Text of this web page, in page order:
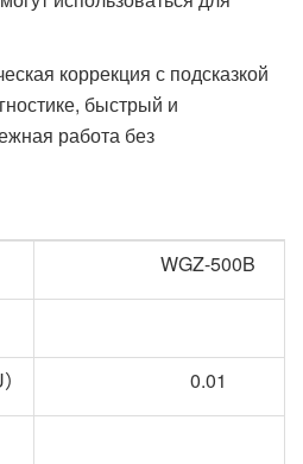
коррекция с подсказкой
быстрый и
работа без
WGZ-500B
0.01